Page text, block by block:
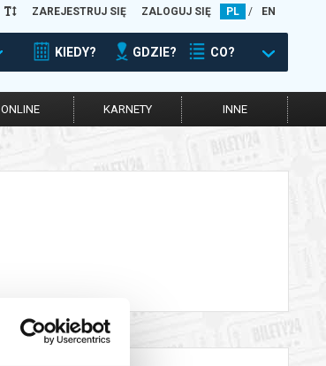
ZAREJESTRUJ SIĘ ZALOGUJ SIĘ PL / EN
KIEDY? GDZIE? CO?
ONLINE KARNETY INNE